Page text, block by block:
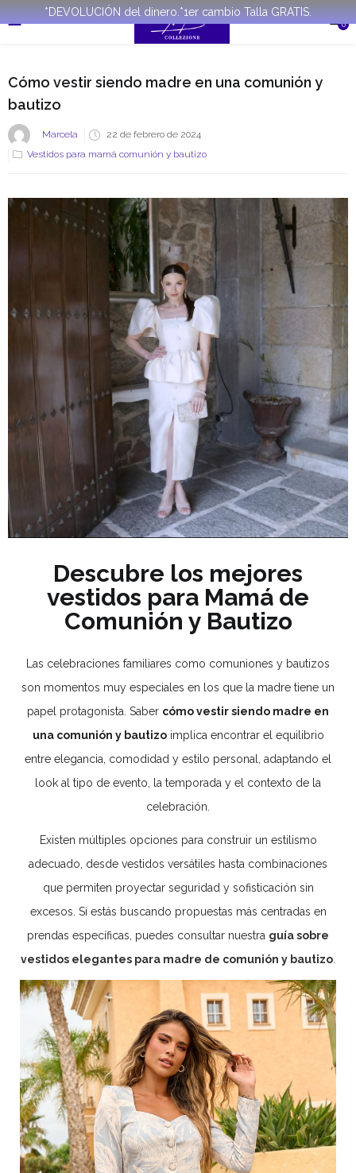
*DEVOLUCIÓN del dinero.*1er cambio Talla GRATIS.
0
Cómo vestir siendo madre en una comunión y
bautizo
Marcela
22 de febrero de 2024
Vestidos para mamá comunión y bautizo
Descubre los mejores
vestidos para Mamá de
Comunión y Bautizo
Las celebraciones familiares como comuniones y bautizos
son momentos muy especiales en los que la madre tiene un
papel protagonista. Saber cómo vestir siendo madre en
una comunión y bautizoimplica encontrar el equilibrio
entre elegancia, comodidad y estilo personal, adaptando el
look al tipo de evento, la temporada y el contexto de la
celebración.
Existen múltiples opciones para construir un estilismo
adecuado, desde vestidos versátiles hasta combinaciones
que permiten proyectar seguridad y sofisticación sin
excesos. Si estás buscando propuestas más centradas en
prendas específicas, puedes consultar nuestra guía sobre
vestidos elegantes para madre de comunión y bautizo